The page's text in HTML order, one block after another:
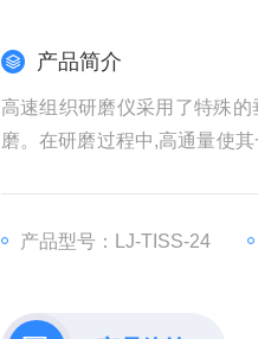
产品简介
高速组织研磨仪采用了特殊
磨。在研磨过程中,高通量使
产品型号：LJ-TISS-24